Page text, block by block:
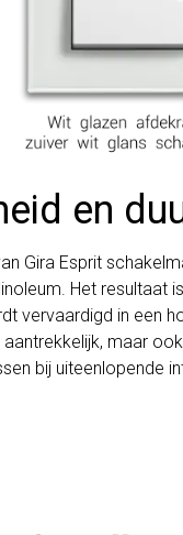
en
Gira Esprit
Het
vervaardigd in
maar
bij uiteenlopende